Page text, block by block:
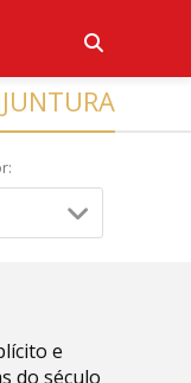
e
do século